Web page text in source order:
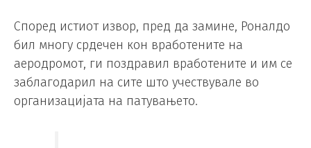
Според истиот извор, пред да замине, Роналдо
бил многу срдечен кон вработените на
аеродромот, ги поздравил вработените и им се
заблагодарил на сите што учествувале во
организацијата на патувањето.